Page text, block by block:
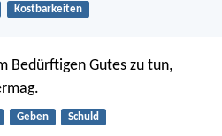
Kostbarkeiten
Bedürftigen Gutes zu tun,
Geben Schuld